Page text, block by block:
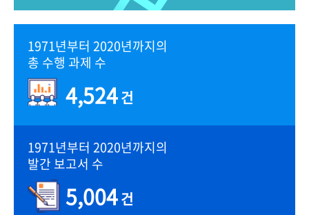
1971년부터 2020년까지의
총 수행 과제 수
4,524건
1971년부터 2020년까지의
발간 보고서 수
5,004건